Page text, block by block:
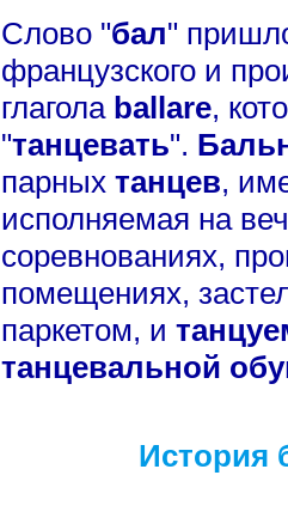
Слово "бал"
французского и
глаголаballare,
"танцевать".
парных танцев,
исполняемая на
соревнованиях,
помещениях,
паркетом, и
танцевальной
История